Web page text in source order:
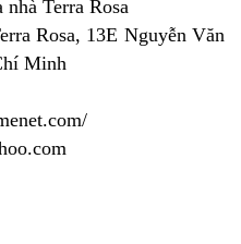
Terra Rosa
Rosa, 13E Nguyễn Văn
Minh